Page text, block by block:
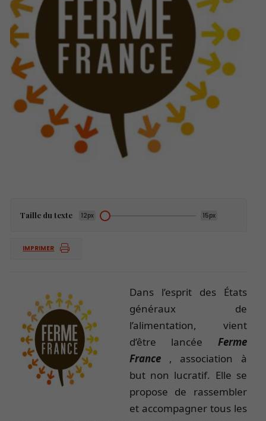
Taille du texte 12px 15px
IMPRIMER
Dans l’esprit des États
généraux de
l’alimentation, vient
d’être lancée Ferme
France , association à
but non lucratif. Elle se
propose de rassembler
et accompagner tous les